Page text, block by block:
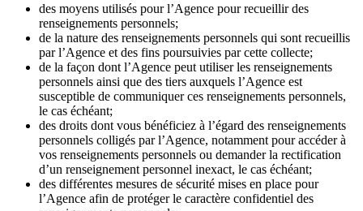
des moyens utilisés pour l’Agence pour recueillir des
renseignements personnels;
de la nature des renseignements personnels qui sont recueillis
par l’Agence et des fins poursuivies par cette collecte;
de la façon dont l’Agence peut utiliser les renseignements
personnels ainsi que des tiers auxquels l’Agence est
susceptible de communiquer ces renseignements personnels,
le cas échéant;
des droits dont vous bénéficiez à l’égard des renseignements
personnels colligés par l’Agence, notamment pour accéder à
vos renseignements personnels ou demander la rectification
d’un renseignement personnel inexact, le cas échéant;
des différentes mesures de sécurité mises en place pour
l’Agence afin de protéger le caractère confidentiel des